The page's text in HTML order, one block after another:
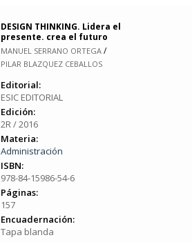
DESIGN THINKING. Lidera el
presente. crea el futuro
MANUEL SERRANO ORTEGA /
PILAR BLAZQUEZ CEBALLOS
Editorial:
ESIC EDITORIAL
Edición:
2R / 2016
Materia:
Administración
ISBN:
978-84-15986-54-6
Páginas:
157
Encuadernación:
Tapa blanda